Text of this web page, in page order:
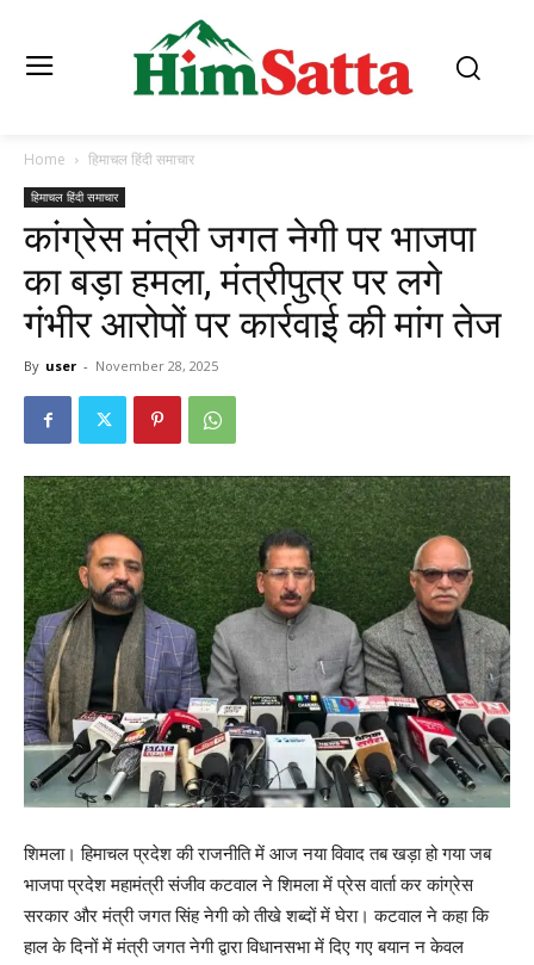
Home हिमाचल हिंदी समाचार
हिमाचल हिंदी समाचार
कांग्रेस मंत्री जगत नेगी पर भाजपा
का बड़ा हमला, मंत्रीपुत्र पर लगे
गंभीर आरोपों पर कार्रवाई की मांग तेज
By user - November 28, 2025
शिमला। हिमाचल प्रदेश की राजनीति में आज नया विवाद तब खड़ा हो गया जब
भाजपा प्रदेश महामंत्री संजीव कटवाल ने शिमला में प्रेस वार्ता कर कांग्रेस
सरकार और मंत्री जगत सिंह नेगी को तीखे शब्दों में घेरा। कटवाल ने कहा कि
हाल के दिनों में मंत्री जगत नेगी द्वारा विधानसभा में दिए गए बयान न केवल